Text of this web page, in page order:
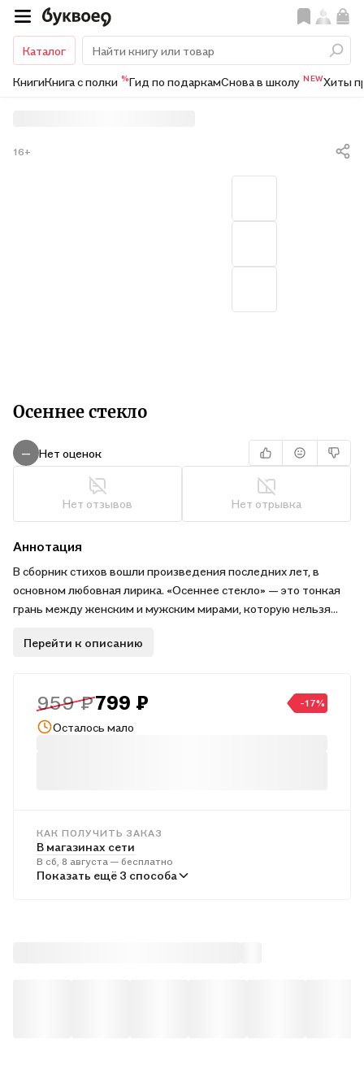
Каталог
КнигиКнига с полки %Гид по подаркамСнова в школу NEWХиты
Осеннее стекло
16+
— Нет оценок
Нет отзывов Нет отрывка
Аннотация
В сборник стихов вошли произведения последних лет, в
основном любовная лирика. «Осеннее стекло» — это тонкая
грань между женским и мужским мирами, которую нельзя
грани двум противоположным полам невозможно понять
Перейти к описанию
959 ₽799 ₽ -17%
Осталось мало
КАК ПОЛУЧИТЬ ЗАКАЗ
В магазинах сети
В сб, 8 августа — бесплатно
В пунктах выдачи
Показать ещё 3 способа